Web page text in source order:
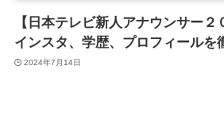
【日本テレビ新人アナウンサー
インスタ、学歴、プロフィールを
2024年7月14日